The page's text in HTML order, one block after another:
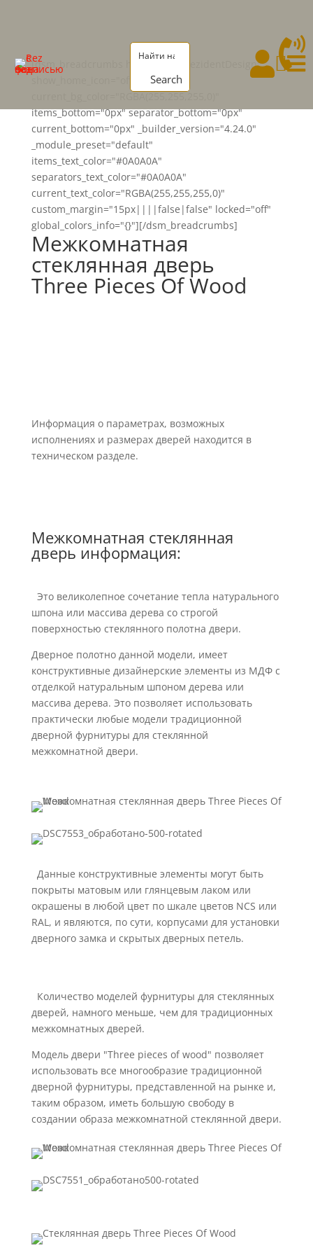
Search


[dsm_breadcrumbs home_text="RezidentDesign"
current_bg_color="RGBA(255,255,255,0)"
items_bottom="0px" separator_bottom="0px"
current_bottom="0px" _builder_version="4.24.0"
_module_preset="default"
items_text_color="#0A0A0A"
separators_text_color="#0A0A0A"
current_text_color="RGBA(255,255,255,0)"
custom_margin="15px||||false|false" locked="off"
global_colors_info="{}"][/dsm_breadcrumbs]
Межкомнатная
стеклянная дверь
Three Pieces Of Wood
Информация о параметрах, возможных
исполнениях и размерах дверей находится в
техническом разделе.
Межкомнатная стеклянная
дверь информация:
Это великолепное сочетание тепла натурального
шпона или массива дерева со строгой
поверхностью стеклянного полотна двери.
Дверное полотно данной модели, имеет
конструктивные дизайнерские элементы из МДФ с
отделкой натуральным шпоном дерева или
массива дерева. Это позволяет использовать
практически любые модели традиционной
дверной фурнитуры для стеклянной
межкомнатной двери.
Данные конструктивные элементы могут быть
покрыты матовым или глянцевым лаком или
окрашены в любой цвет по шкале цветов NCS или
RAL, и являются, по сути, корпусами для установки
дверного замка и скрытых дверных петель.
Количество моделей фурнитуры для стеклянных
дверей, намного меньше, чем для традиционных
межкомнатных дверей.
Модель двери "Three pieces of wood" позволяет
использовать все многообразие традиционной
дверной фурнитуры, представленной на рынке и,
таким образом, иметь большую свободу в
создании образа межкомнатной стеклянной двери.